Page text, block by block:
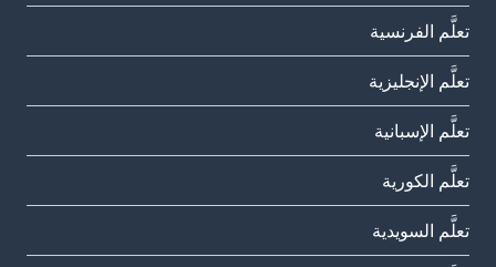
تعلَّم الفرنسية
تعلَّم الإنجليزية
تعلَّم الإسبانية
تعلَّم الكورية
تعلَّم السويدية